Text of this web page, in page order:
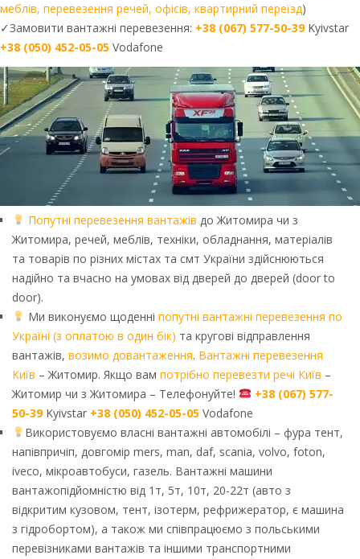
меблів, перевезення речей, офісів, квартирний переїзд)
✓Замовити вантажні перевезення: +38 (067) 577-50-39Kyivstar
+38 (050) 452-05-05 Vodafone
Попутні перевезення вантажів до Житомира чи з
Житомира, речей, меблів, техніки, обладнання, матеріалів
та товарів по різних містах та смт України здійснюються
надійно та вчасно на умовах від дверей до дверей (door to
door).
Ми виконуємо щоденні попутні вантажні перевезення по
Україні (з оплатою в один бік) та кругові відправлення
вантажів, возимо довантаження. Вантажні перевезення
Київ – Житомир. Якщо вам потрібно перевезти речі Київ –
Житомир чи з Житомира – Телефонуйте!
+38 (067) 577-
50-39Kyivstar +38 (050) 452-05-05 Vodafone
Використовуємо власні вантажні автомобілі – фура тент,
напівпричіп, довгомір mers, man, daf, scania, volvo, foton,
iveco, мікроавтобуси, газель. Вантажні машини
вантажопідйомністю від 1т, 5т, 10т, 20-22т (авто з
відкритим кузовом, тент, ізотерм, рефрижератор, є машина
з гідробортом), а також ми співпрацюємо з польськими
перевізниками вантажів та іншими транспортними